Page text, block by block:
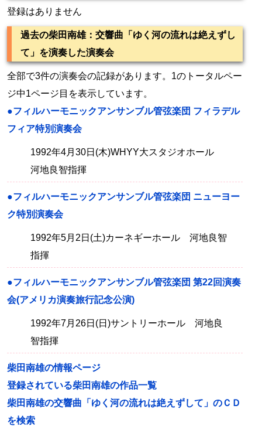
登録はありません
過去の柴田南雄：交響曲「ゆく河の流れは絶えずし
て」を演奏した演奏会
全部で3件の演奏会の記録があります。1のトータルペー
ジ中1ページ目を表示しています。
●フィルハーモニックアンサンブル管弦楽団 フィラデル
フィア特別演奏会
1992年4月30日(木)WHYY大スタジオホール
河地良智指揮
●フィルハーモニックアンサンブル管弦楽団 ニューヨー
ク特別演奏会
1992年5月2日(土)カーネギーホール 河地良智
指揮
●フィルハーモニックアンサンブル管弦楽団 第22回演奏
会(アメリカ演奏旅行記念公演)
1992年7月26日(日)サントリーホール 河地良
智指揮
柴田南雄の情報ページ
登録されている柴田南雄の作品一覧
柴田南雄の交響曲「ゆく河の流れは絶えずして」のＣＤ
を検索